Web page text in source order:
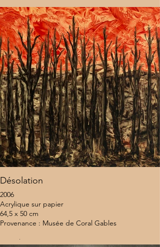
10 000 $
Désolation
2006
Acrylique sur papier
64,5 x 50 cm
Provenance : Musée de Coral Gables
9 500 $